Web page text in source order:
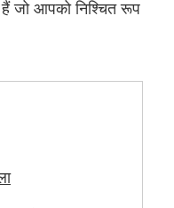
हैं जो आपको निश्चित रूप